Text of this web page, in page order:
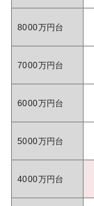
8000万円台
7000万円台
6000万円台
5000万円台
4000万円台